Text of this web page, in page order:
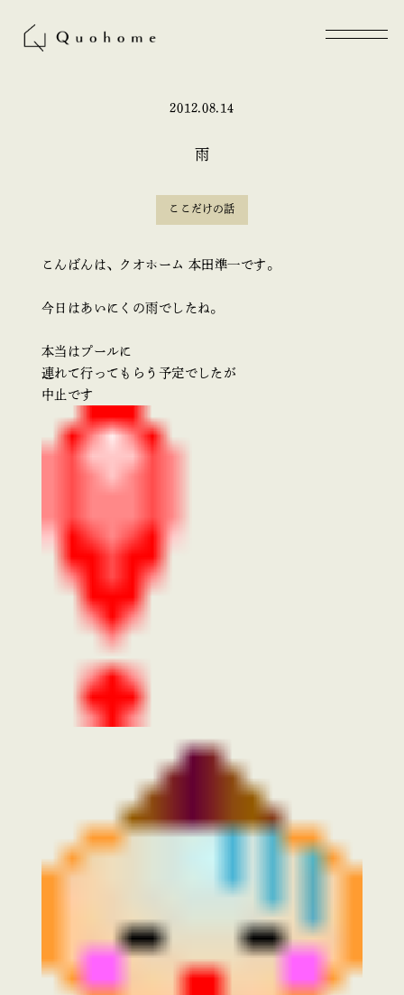
2012.08.14
雨
ここだけの話
こんばんは、クオホーム 本田準一です。
今日はあいにくの雨でしたね。
本当はプールに
連れて行ってもらう予定でしたが
中止です